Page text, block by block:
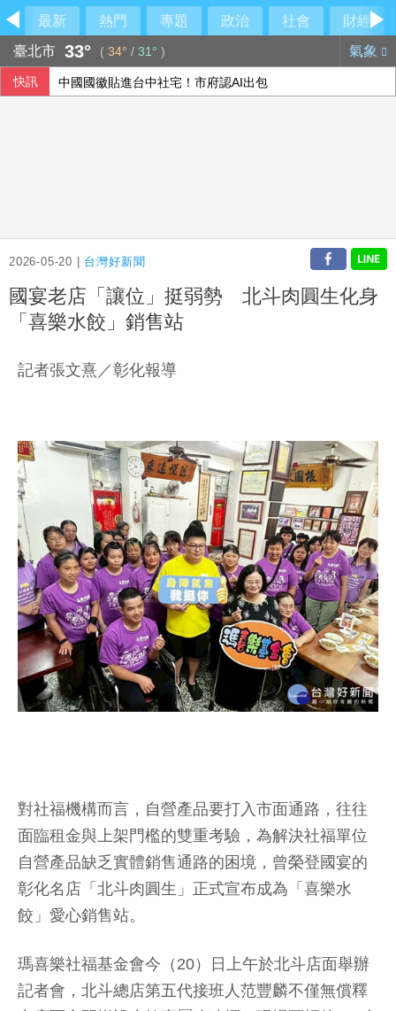
最新 熱門 專題 政治 社會
財經
臺北市 33° ( 34° / 31° ) 氣象
快訊 中國國徽貼進台中社宅！市府認AI出包
2026-05-20 | 台灣好新聞
國宴老店「讓位」挺弱勢 北斗肉圓生化身
「喜樂水餃」銷售站
記者張文熹／彰化報導
對社福機構而言，自營產品要打入市面通路，往往
面臨租金與上架門檻的雙重考驗，為解決社福單位
自營產品缺乏實體銷售通路的困境，曾榮登國宴的
彰化名店「北斗肉圓生」正式宣布成為「喜樂水
餃」愛心銷售站。
瑪喜樂社福基金會今（20）日上午於北斗店面舉辦
記者會，北斗總店第五代接班人范豐麟不僅無償釋